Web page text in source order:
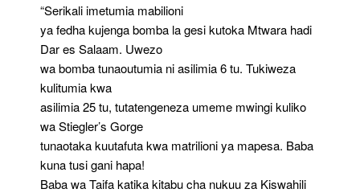
“Serikali imetumia mabilioni
ya fedha kujenga bomba la gesi kutoka Mtwara hadi
Dar es Salaam. Uwezo
wa bomba tunaoutumia ni asilimia 6 tu. Tukiweza
kulitumia kwa
asilimia 25 tu, tutatengeneza umeme mwingi kuliko
wa Stiegler’s Gorge
tunaotaka kuutafuta kwa matrilioni ya mapesa. Baba
kuna tusi gani hapa!
Baba wa Taifa katika kitabu cha nukuu za Kiswahili